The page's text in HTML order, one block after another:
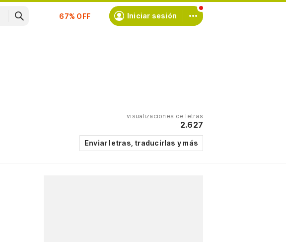
Suscríbete Iniciar sesión
visualizaciones de letras
2.627
Enviar letras, traducirlas y más